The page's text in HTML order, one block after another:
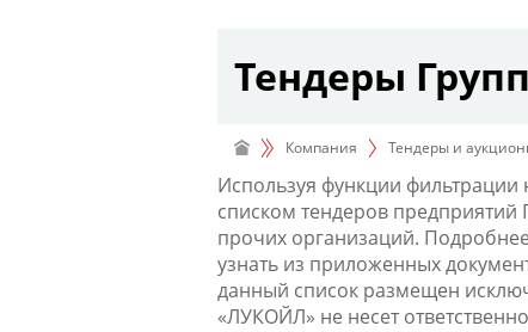
Тендеры
Компания Тендеры и
Используя функции
списком тендеров
прочих организаций.
узнать из приложенных
данный список размещен
«ЛУКОЙЛ» не несет